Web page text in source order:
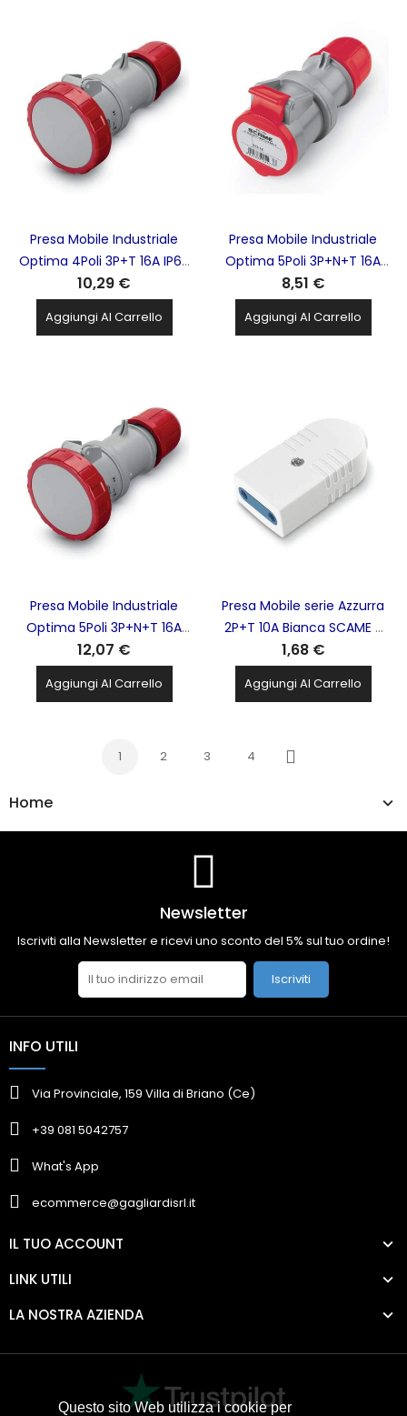
Questo sito Web utilizza i cookie per
Home
Presa Mobile Industriale
Optima 4Poli 3P+T 16A IP66
IP67 Rossa SCAME -
318.1646
10,29 €
Aggiungi Al Carrello
Presa Mobile Industriale
Optima 5Poli 3P+N+T 16A
IP44 Rossa SCAME -
313.1647
8,51 €
Aggiungi Al Carrello
Presa Mobile Industriale
Optima 5Poli 3P+N+T 16A
IP66 IP67 Rossa SCAME -
318.1647
12,07 €
Aggiungi Al Carrello
Presa Mobile serie Azzurra
2P+T 10A Bianca SCAME -
104.4011
1,68 €
Aggiungi Al Carrello
1 2 3 4
Successivo
Newsletter
Iscriviti alla Newsletter e ricevi uno sconto del 5% sul tuo ordine!
Iscriviti
INFO UTILI
Via Provinciale, 159 Villa di Briano (Ce)
+39 081 5042757
What's App
ecommerce@gagliardisrl.it
IL TUO ACCOUNT
LINK UTILI
LA NOSTRA AZIENDA